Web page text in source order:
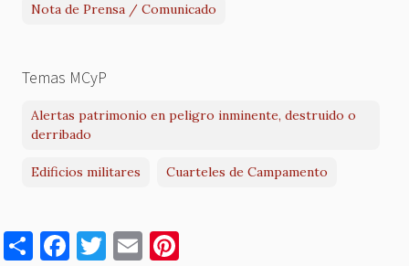
Nota de Prensa / Comunicado
Temas MCyP
Alertas patrimonio en peligro inminente, destruido o
derribado
Edificios militares Cuarteles de Campamento
S F T E